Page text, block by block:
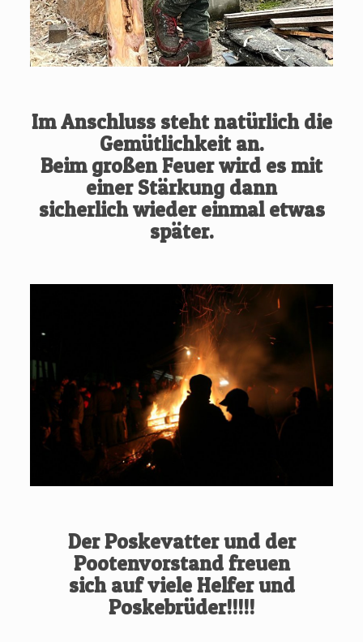
Im Anschluss steht natürlich die
Gemütlichkeit an.
Beim großen Feuer wird es mit
einer Stärkung dann
sicherlich wieder einmal etwas
später.
Der Poskevatter und der
Pootenvorstand freuen
sich auf viele Helferund
Poskebrüder!!!!!